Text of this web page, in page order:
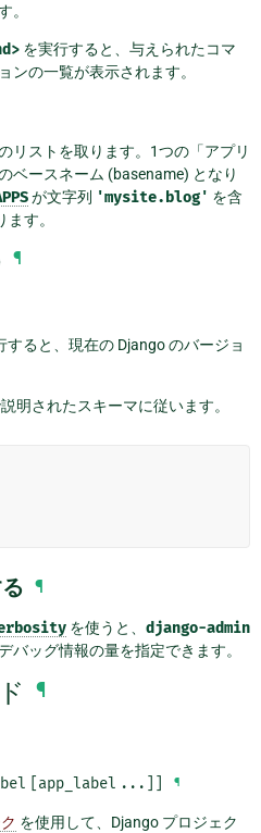
。
を実行すると、与えられたコマ
ンの一覧が表示されます。
リストを取ります。1つの「アプリ
ベースネーム (basename) となり
が文字列 'mysite.blog' を含
ます。
¶
すると、現在の Django のバージョ
明されたスキーマに従います。
¶
を使うと、 django-admin
バッグ情報の量を指定できます。
¶
[app_label ...]] ¶
を使用して、Django プロジェク